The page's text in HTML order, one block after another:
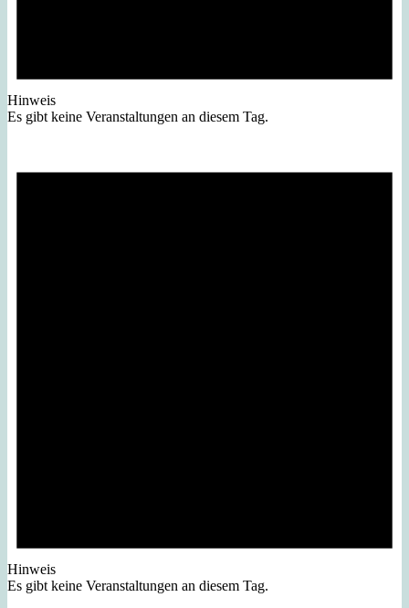
Hinweis
Es gibt keine Veranstaltungen an diesem Tag.
Hinweis
Es gibt keine Veranstaltungen an diesem Tag.